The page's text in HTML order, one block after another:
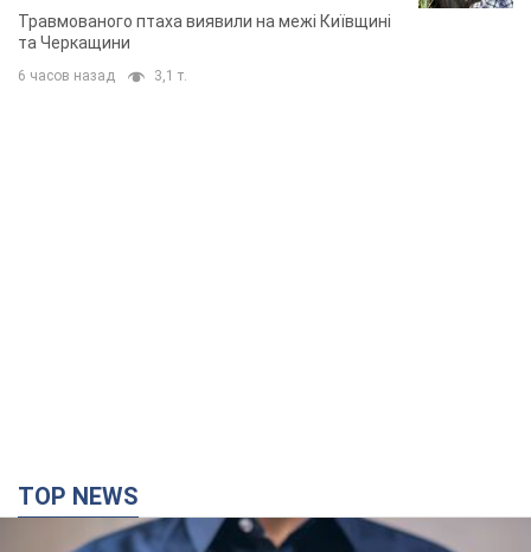
Травмованого птаха виявили на межі Київщині
та Черкащини
6 часов назад 3,1 т.
TOP NEWS